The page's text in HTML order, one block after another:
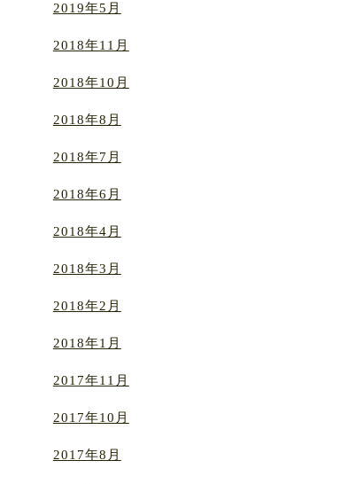
2019年5月
2018年11月
2018年10月
2018年8月
2018年7月
2018年6月
2018年4月
2018年3月
2018年2月
2018年1月
2017年11月
2017年10月
2017年8月